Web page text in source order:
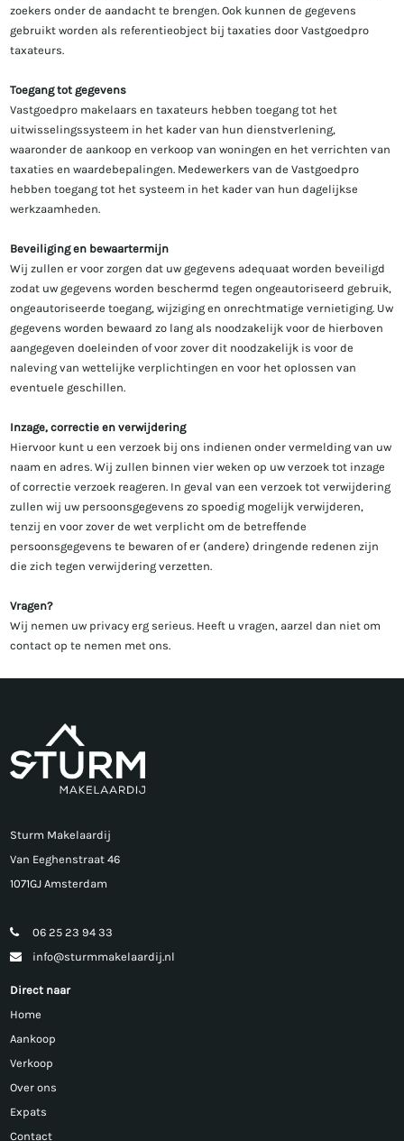
zoekers onder de aandacht te brengen. Ook kunnen de gegevens
gebruikt worden als referentieobject bij taxaties door Vastgoedpro
taxateurs.
Toegang tot gegevens
Vastgoedpro makelaars en taxateurs hebben toegang tot het
uitwisselingssysteem in het kader van hun dienstverlening,
waaronder de aankoop en verkoop van woningen en het verrichten van
taxaties en waardebepalingen. Medewerkers van de Vastgoedpro
hebben toegang tot het systeem in het kader van hun dagelijkse
werkzaamheden.
Beveiliging en bewaartermijn
Wij zullen er voor zorgen dat uw gegevens adequaat worden beveiligd
zodat uw gegevens worden beschermd tegen ongeautoriseerd gebruik,
ongeautoriseerde toegang, wijziging en onrechtmatige vernietiging. Uw
gegevens worden bewaard zo lang als noodzakelijk voor de hierboven
aangegeven doeleinden of voor zover dit noodzakelijk is voor de
naleving van wettelijke verplichtingen en voor het oplossen van
eventuele geschillen.
Inzage, correctie en verwijdering
Hiervoor kunt u een verzoek bij ons indienen onder vermelding van uw
naam en adres. Wij zullen binnen vier weken op uw verzoek tot inzage
of correctie verzoek reageren. In geval van een verzoek tot verwijdering
zullen wij uw persoonsgegevens zo spoedig mogelijk verwijderen,
tenzij en voor zover de wet verplicht om de betreffende
persoonsgegevens te bewaren of er (andere) dringende redenen zijn
die zich tegen verwijdering verzetten.
Vragen?
Wij nemen uw privacy erg serieus. Heeft u vragen, aarzel dan niet om
contact op te nemen met ons.
Sturm Makelaardij
Van Eeghenstraat 46
1071GJ Amsterdam
06 25 23 94 33
info@sturmmakelaardij.nl
Direct naar
Home
Aankoop
Verkoop
Over ons
Expats
Contact